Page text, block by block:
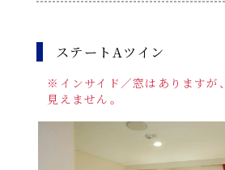
ステートAツイン
※インサイド／窓はありますが
見えません。